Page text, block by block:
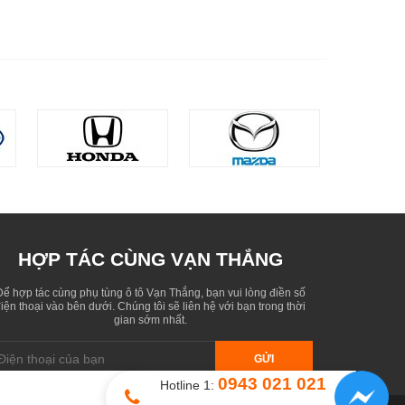
HỢP TÁC CÙNG VẠN THẮNG
hợp tác cùng phụ tùng ô tô Vạn Thắng, bạn vui lòng điền số
thoại vào bên dưới. Chúng tôi sẽ liên hệ với bạn trong thời
gian sớm nhất.
GỬI
Hotline 1: 0943 021 021